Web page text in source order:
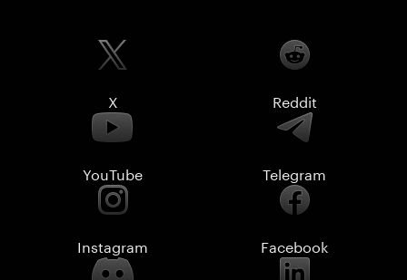
X Reddit
YouTube Telegram
Instagram Facebook